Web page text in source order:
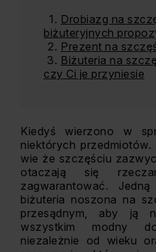
Drobiazg na
biżuteryjnych
Prezent na
Biżuteria na
czy Ci je przyniesie
Kiedyś wierzono w
niektórych
wie że szczęściu
otaczają się
zagwarantować.
biżuteria noszona na
przesądnym, aby ją
wszystkim modny
niezależnie od wieku